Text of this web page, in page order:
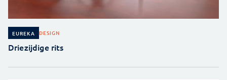
EUREKA DESIGN
Driezijdige rits